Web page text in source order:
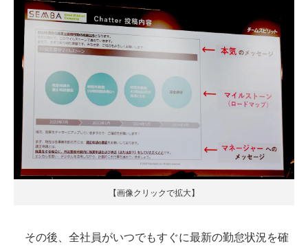
【画像クリックで拡大】
その後、全社員がいつでもすぐに最新の勤怠状況を確